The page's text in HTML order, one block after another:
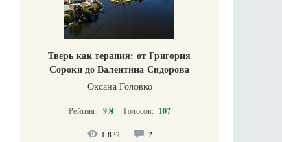
Тверь как терапия: от Григория
Сороки до Валентина Сидорова
Оксана Головко
Рейтинг: 9.8 Голосов: 107
1 832 2